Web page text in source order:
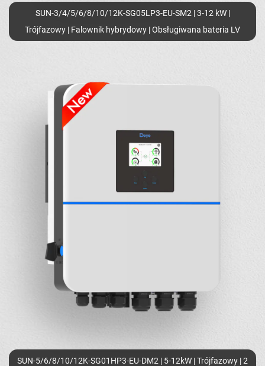
SUN-3/4/5/6/8/10/12K-SG05LP3-EU-SM2 | 3-12 kW |
Trójfazowy | Falownik hybrydowy | Obsługiwana bateria LV
SUN-5/6/8/10/12K-SG01HP3-EU-DM2 | 5-12kW | Trójfazowy | 2